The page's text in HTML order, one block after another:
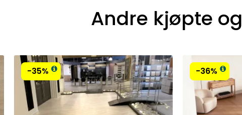
Andre kjøpte
-35% -36%